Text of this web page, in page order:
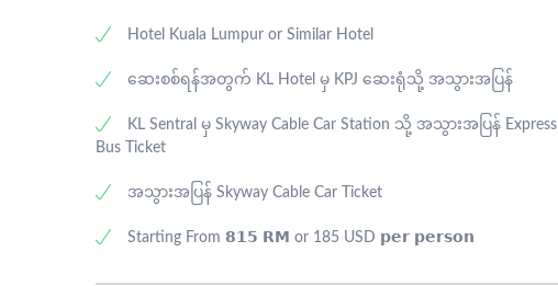
Hotel Kuala Lumpur or Similar Hotel
ဆေးစစ်ရန်အတွက် KL Hotel မှ KPJ ဆေးရုံသို့ အသွားအပြန်
KL Sentral မှ Skyway Cable Car Station သို့ အသွားအပြန် Express
Bus Ticket
အသွားအပြန် Skyway Cable Car Ticket
Starting From 𝟴𝟭𝟱 𝗥𝗠 or 185 USD 𝗽𝗲𝗿 𝗽𝗲𝗿𝘀𝗼𝗻